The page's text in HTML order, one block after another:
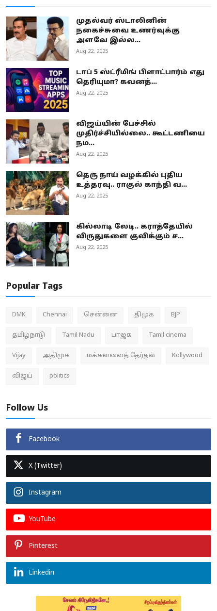
முதல்வர் ஸ்டாலினின்
நகைச்சுவை உணர்வுக்கு
அளவே இல்ல...
Aug 22, 2025
டாப் 5 ஸ்ட்ரீமிங் பிளாட்பார்ம் எது
தெரியுமா? கவனத்...
Aug 22, 2025
விஜய்யின் பேச்சில்
முதிர்ச்சியில்லை.. கூட்டணியை
நம...
Aug 22, 2025
தெரு நாய் வழக்கில் புதிய
உத்தரவு.. ராகுல் காந்தி வ...
Aug 22, 2025
கில்லாடி லேடி.. கராத்தேயில்
விருதுகளை குவிக்கும் ச...
Aug 22, 2025
Popular Tags
DMK Chennai சென்னை திமுக BJP
தமிழ்நாடு Tamil Nadu பாஜக Tamil cinema
Vijay அதிமுக மக்களவைத் தேர்தல் Kollywood
விஜய் politics
Follow Us
Facebook
X (Twitter)
Instagram
YouTube
Pinterest
Linkedin